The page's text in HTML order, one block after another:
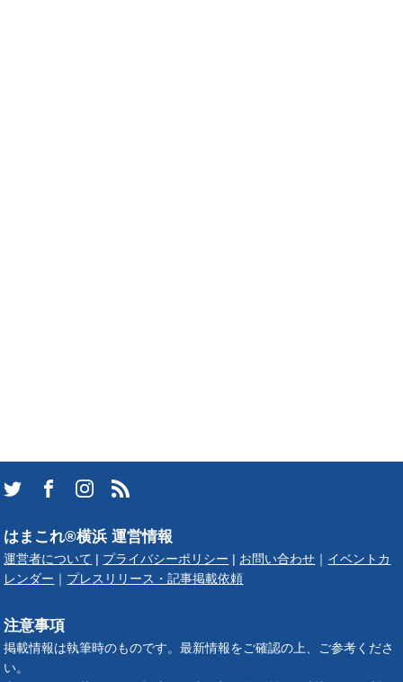
はまこれ®横浜 運営情報
運営者について | プライバシーポリシー | お問い合わせ ｜ イベントカ
レンダー ｜ プレスリリース・記事掲載依頼
注意事項
掲載情報は執筆時のものです。最新情報をご確認の上、ご参考くださ
い。